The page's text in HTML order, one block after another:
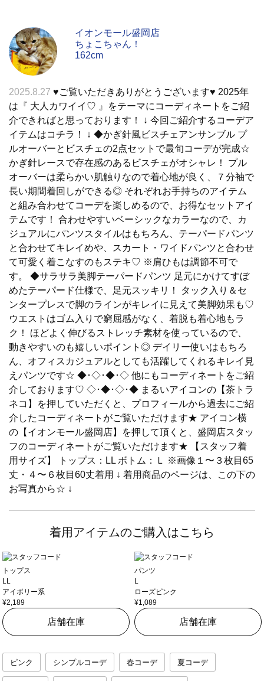
イオンモール盛岡店
ちょこちゃん！
162cm
2025.8.27 ♥︎ご覧いただきありがとうございます♥︎ 2025年
は『 大人カワイイ♡ 』をテーマにコーディネートをご紹
介できればと思っております！ ↓ 今回ご紹介するコーデア
イテムはコチラ！ ↓ ◆かぎ針風ビスチェアンサンブル プ
ルオーバーとビスチェの2点セットで最旬コーデが完成☆
かぎ針レースで存在感のあるビスチェがオシャレ！ プル
オーバーは柔らかい肌触りなので着心地が良く、７分袖で
長い期間着回しができる◎ それぞれお手持ちのアイテム
と組み合わせてコーデを楽しめるので、お得なセットアイ
テムです！ 合わせやすいベーシックなカラーなので、カ
ジュアルにパンツスタイルはもちろん、テーパードパンツ
と合わせてキレイめや、スカート・ワイドパンツと合わせ
て可愛く着こなすのもステキ♡ ※肩ひもは調節不可で
す。 ◆サラサラ美脚テーパードパンツ 足元にかけてすぼ
めたテーパード仕様で、足元スッキリ！ タック入り＆セ
ンタープレスで脚のラインがキレイに見えて美脚効果も♡
ウエストはゴム入りで窮屈感がなく、着脱も着心地もラ
ク！ ほどよく伸びるストレッチ素材を使っているので、
動きやすいのも嬉しいポイント◎ デイリー使いはもちろ
ん、オフィスカジュアルとしても活躍してくれるキレイ見
えパンツです☆ ◆･◇･◆･◇ 他にもコーディネートをご紹
介しております♡ ◇･◆･◇･◆ まるいアイコンの【茶トラ
ネコ】を押していただくと、プロフィールから過去にご紹
介したコーディネートがご覧いただけます★ アイコン横
の【イオンモール盛岡店】を押して頂くと、盛岡店スタッ
フのコーディネートがご覧いただけます★ 【スタッフ着
用サイズ】 トップス：LL ボトム：Ｌ ※画像１〜３枚目65
丈・４〜６枚目60丈着用 ↓ 着用商品のページは、この下の
お写真から☆ ↓
着用アイテムのご購入はこちら
トップス
LL
アイボリー系
¥2,189
店舗在庫
パンツ
L
ローズピンク
¥1,089
店舗在庫
ピンク シンプルコーデ 春コーデ 夏コーデ